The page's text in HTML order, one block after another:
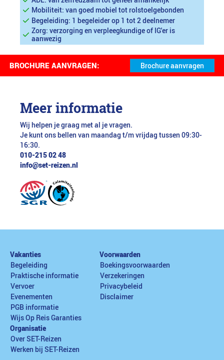
Mobiliteit: van goed mobiel tot rolstoelgebonden
Begeleiding: 1 begeleider op 1 tot 2 deelnemer
Zorg: verzorging en verpleegkundige of IG'er is
aanwezig
BROCHURE AANVRAGEN:
Meer informatie
Wij helpen je graag met al je vragen.
Je kunt ons bellen van maandag t/m vrijdag tussen 09:30-
16:30.
010-215 02 48
info@set-reizen.nl
Vakanties
Begeleiding
Praktische informatie
Vervoer
Evenementen
PGB informatie
Wijs Op Reis Garanties
Voorwaarden
Boekingsvoorwaarden
Verzekeringen
Privacybeleid
Disclaimer
Organisatie
Over SET-Reizen
Werken bij SET-Reizen